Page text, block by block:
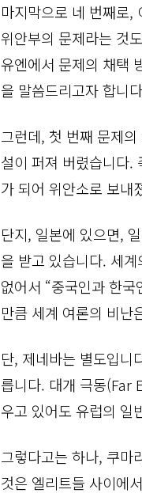
마지막으로 네 번째로,
위안부의 문제라는 것
유엔에서 문제의 채택
을 말씀드리고자 합니
그런데, 첫 번째 문제
설이 퍼져 버렸습니다.
가 되어 위안소로 보내
단지, 일본에 있으면,
을 받고 있습니다. 세
없어서 “중국인과 한
만큼 세계 여론의 비난
단, 제네바는 별도입니
릅니다. 대개 극동(Far
우고 있어도 유럽의 일
그렇다고는 하나, 쿠마
것은 엘리트들 사이에